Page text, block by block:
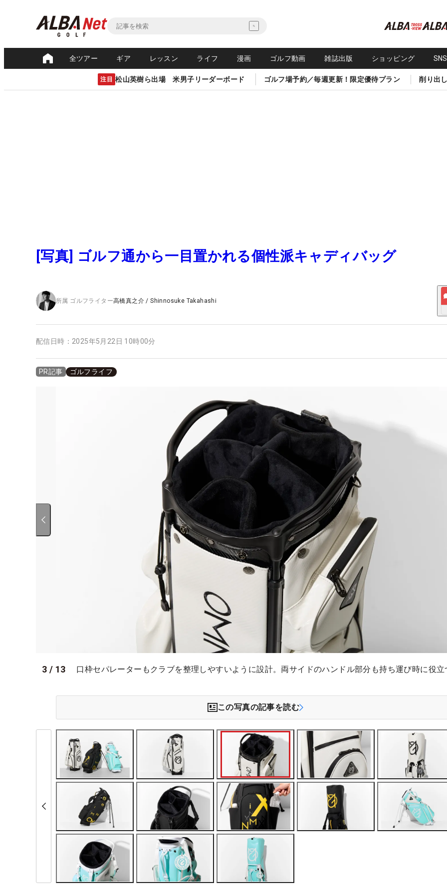
全ツアー ギア レッスン ライフ 漫画 ゴルフ動画 雑誌出版 ショッピング
注目 松山英樹ら出場 米男子リーダーボード ゴルフ場予約／毎週更新！限定優待プラン 削り出
[写真] ゴルフ通から一目置かれる個性派キャディバッグ
所属 ゴルフライター高橋真之介 /Shinnosuke Takahashi
配信日時： 2025年5月22日 10時00分
PR記事 ゴルフライフ
3 / 13 口枠セパレーターもクラブを整理しやすいように設計。両サイドのハンドル部分も持ち運び時に役立
この写真の記事を読む